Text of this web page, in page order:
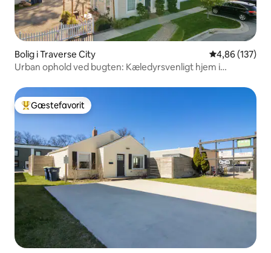
Bolig i Traverse City 4,86 ud af 5 i
4,86 (137)
Urban ophold ved bugten: Kæledyrsvenligt hjem i
Bedste gæstefavorit
Gæstefavorit